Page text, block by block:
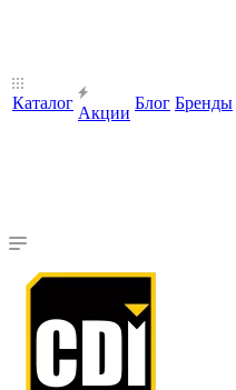
Каталог
Акции
Блог Бренды